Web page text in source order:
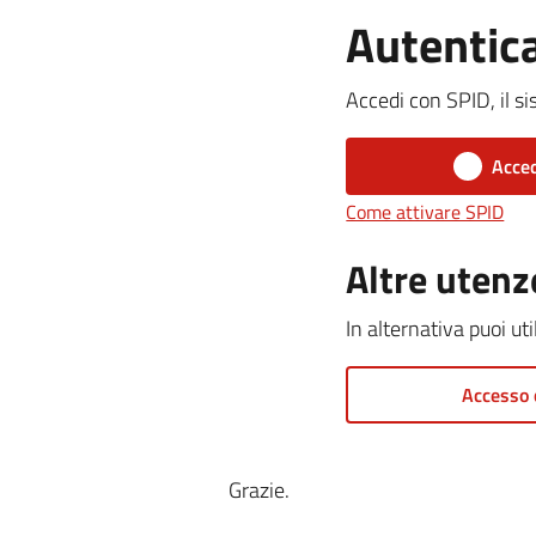
Accedi con SPID, il
Come attivare SPID
Altre
In alternativa puoi
Grazie.